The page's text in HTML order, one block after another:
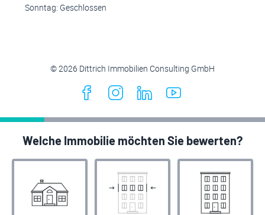
Sonntag: Geschlossen
© 2026 Dittrich Immobilien Consulting GmbH